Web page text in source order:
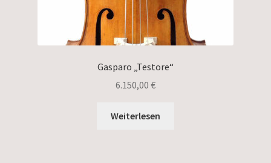
Gasparo „Testore“
6.150,00 €
Weiterlesen